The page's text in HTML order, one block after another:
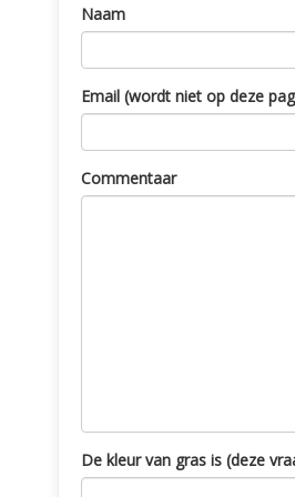
Naam
Email (wordt niet op deze
Commentaar
De kleur van gras is (deze